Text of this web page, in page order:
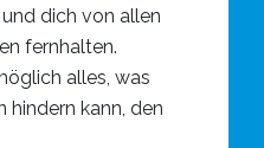
dich von allen
fernhalten.
alles, was
hindern kann, den